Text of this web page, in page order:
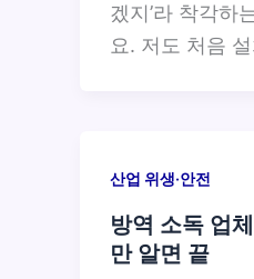
겠지’라 착각하
요. 저도 처음
산업 위생·안전
방역 소독 업
만 알면 끝